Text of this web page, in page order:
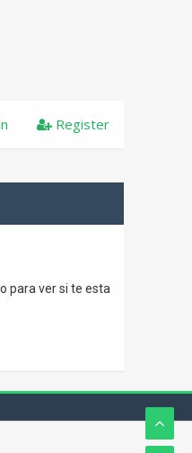
Register
para ver si te esta